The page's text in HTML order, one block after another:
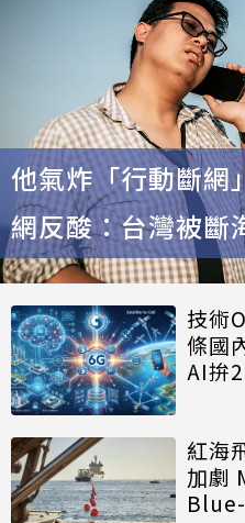
他氣炸「行動斷網
網反酸：台灣被斷
技術
條國
AI拚
紅海
加劇